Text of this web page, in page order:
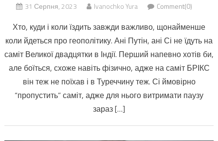
31 Серпня, 2023 Ivanochko Yura Comment(0)
Хто, куди і коли їздить завжди важливо, щонайменше
коли йдеться про геополітику. Ані Путін, ані Сі не їдуть на
саміт Великої двадцятки в Індії. Перший напевно хотів би,
але боїться, схоже навіть фізично, адже на саміт БРІКС
він теж не поїхав і в Туреччину теж. Сі ймовірно
“пропустить” саміт, адже для нього витримати паузу
зараз […]